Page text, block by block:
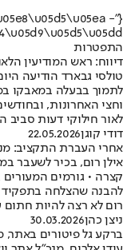
-
התפטרות
דיווח: ראש המודיעין
טולסי גבארד הודיעה
לתמוך בבעלה במאבקו
וחצי האחרונות,
לאור חילוקי דעות סביב
דודי קוגן22.05.2026
אחרי העברת התקציב:
אילן רום, בכיר לשעבר
קצרה • גורמים
להבנה שהצלחה בתפקיד
רום לא רצה להיות
ניצן כהן30.03.2026
ברקע גל פיטורים באתר,